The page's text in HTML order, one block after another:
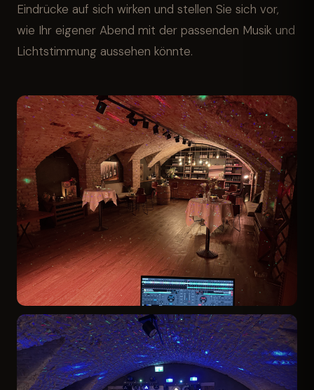
Eindrücke auf sich wirken und stellen Sie sich vor,
wie Ihr eigener Abend mit der passenden Musik und
Lichtstimmung aussehen könnte.